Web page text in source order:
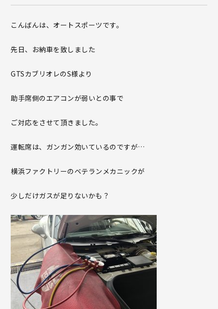
こんばんは、オートスポーツです。
先日、お納車を致しました
GTSカブリオレのS様より
助手席側のエアコンが弱いとの事で
ご対応をさせて頂きました。
運転席は、ガンガン効いているのですが…
横浜ファクトリーのベテランメカニックが
少しだけガスが足りないかも？